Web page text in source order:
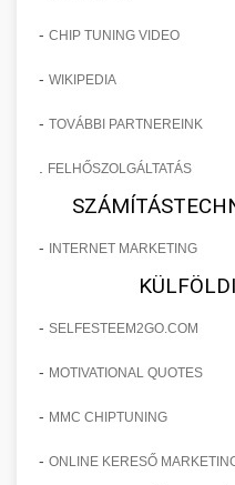
- CHIP TUNING VIDEO
- WIKIPEDIA
- TOVÁBBI PARTNEREINK
FELHŐSZOLGÁLTATÁS
- INTERNET MARKETING
- SELFESTEEM2GO.COM
- MOTIVATIONAL QUOTES
- MMC CHIPTUNING
- ONLINE KERESŐ